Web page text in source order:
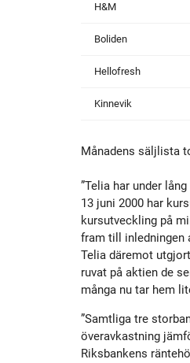
H&M
Boliden
Hellofresh
Kinnevik
Månadens säljlista
”Telia har under
13 juni 2000 har
kursutveckling på
fram till inledningen
Telia däremot
ruvat på aktien de
många nu tar hem
”Samtliga tre
överavkastning
Riksbankens